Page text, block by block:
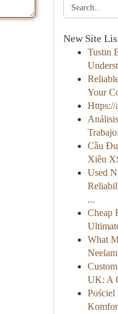
New Site
Tustin
Your
Https://
Cầu
Xiên
Used
...
Cheap
What
UK: A
Pościel